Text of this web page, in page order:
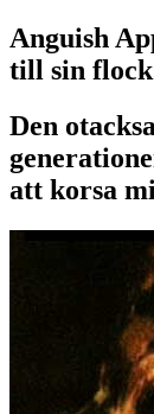
Anguish
till sin
Den
att korsa